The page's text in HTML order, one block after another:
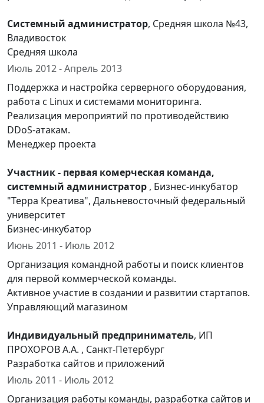
Системный администратор, Средняя школа №43,
Владивосток
Средняя школа
Июль 2012 - Апрель 2013
Поддержка и настройка серверного оборудования,
работа с Linux и системами мониторинга.
Реализация мероприятий по противодействию
DDoS-атакам.
Менеджер проекта
Участник - первая комерческая команда,
системный администратор , Бизнес-инкубатор
"Терра Креатива", Дальневосточный федеральный
университет
Бизнес-инкубатор
Июнь 2011 - Июль 2012
Организация командной работы и поиск клиентов
для первой коммерческой команды.
Активное участие в создании и развитии стартапов.
Управляющий магазином
Индивидуальный предприниматель, ИП
ПРОХОРОВ А.А. , Санкт-Петербург
Разработка сайтов и приложений
Июль 2011 - Июль 2012
Организация работы команды, разработка сайтов и